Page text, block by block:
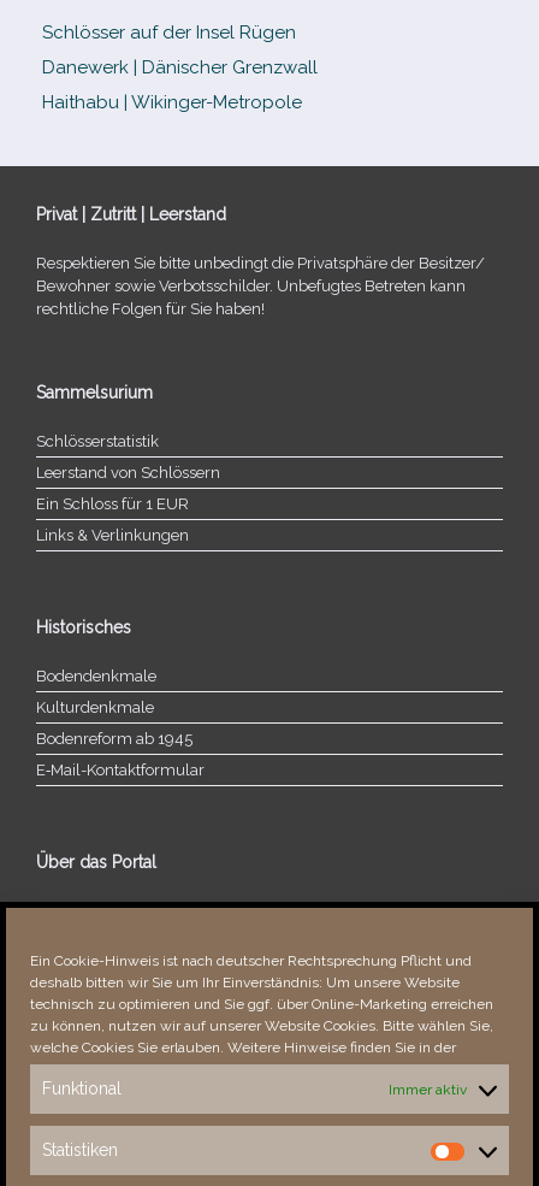
Ein Cookie-Hinweis ist nach deutscher Rechtsprechung Pflicht und
deshalb bitten wir Sie um Ihr Einverständnis: Um unsere Website
technisch zu optimieren und Sie ggf. über Online-Marketing erreichen
zu können, nutzen wir auf unserer Website Cookies. Bitte wählen Sie,
welche Cookies Sie erlauben. Weitere Hinweise finden Sie in der
Funktional Immer aktiv
Statistiken
Statistiken
Schlösser auf der Insel Rügen
Danewerk | Dänischer Grenzwall
Haithabu | Wikinger-Metropole
Privat | Zutritt | Leerstand
Respektieren Sie bitte unbe­dingt die Privatsphäre der Besitzer/​
Bewohner sowie Verbotsschilder. Unbefugtes Betreten kann
recht­li­che Folgen für Sie haben!
Sammelsurium
Schlösserstatistik
Leerstand von Schlössern
Ein Schloss für 1 EUR
Links & Verlinkungen
Historisches
Bodendenkmale
Kulturdenkmale
Bodenreform ab 1945
E‑Mail-​​Kontaktformular
Über das Portal
Über dieses Portal
Fehler bemerkt?
Besucher seit 08/​2021